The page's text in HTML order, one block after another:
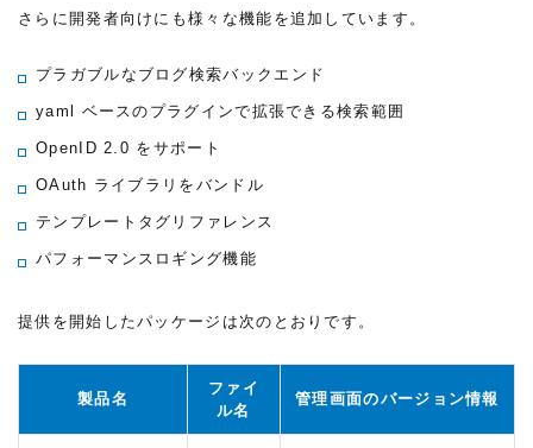
さらに開発者向けにも様々な機能を追加しています。
プラガブルなブログ検索バックエンド
yaml ベースのプラグインで拡張できる検索範囲
OpenID 2.0 をサポート
OAuth ライブラリをバンドル
テンプレートタグリファレンス
パフォーマンスロギング機能
提供を開始したパッケージは次のとおりです。
製品名
ファイ
ル名
管理画面のバージョン情報